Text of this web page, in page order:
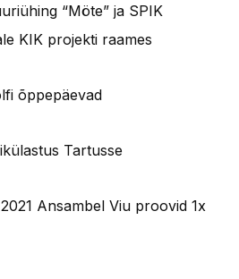
“Möte” ja SPIK
KIK projekti raames
õppepäevad
Tartusse
Ansambel Viu proovid 1x